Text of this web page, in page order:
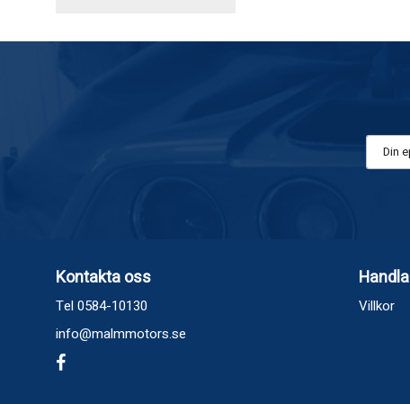
Kontakta oss
Tel 0584-10130
info@malmmotors.se
Handla
Villkor